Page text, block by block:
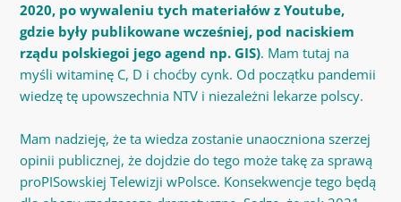
2020, po wywaleniu tych materiałów z Youtube,
gdzie były publikowane wcześniej, pod naciskiem
rządu polskiegoi jego agend np. GIS). Mam tutaj na
myśli witaminę C, D i choćby cynk. Od początku pandemii
wiedzę tę upowszechnia NTV i niezależni lekarze polscy.
Mam nadzieję, że ta wiedza zostanie unaoczniona szerzej
opinii publicznej, że dojdzie do tego może takę za sprawą
proPISowskiej Telewizji wPolsce. Konsekwencje tego będą